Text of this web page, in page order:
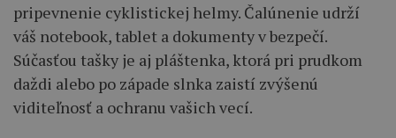
pripevnenie cyklistickej helmy. Čalúnenie udrží
váš notebook, tablet a dokumenty v bezpečí.
Súčasťou tašky je aj pláštenka, ktorá pri prudkom
daždi alebo po západe slnka zaistí zvýšenú
viditeľnosť a ochranu vašich vecí.